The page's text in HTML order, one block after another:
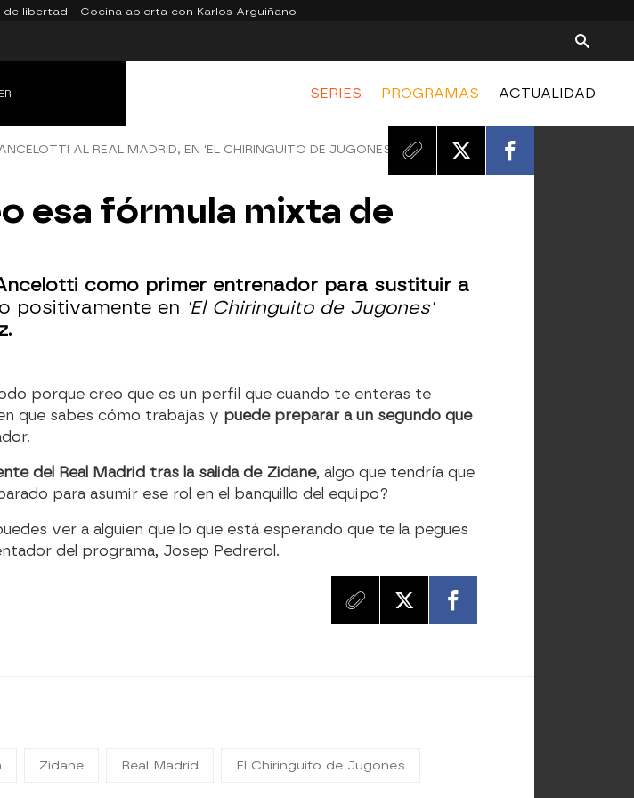
de libertad Cocina abierta con Karlos Arguiñano
SERIES PROGRAMAS ACTUALIDAD
AL REAL MADRID, EN 'EL CHIRINGUITO DE JUGONES'
esa fórmula mixta de
como primer entrenador para sustituir a
positivamente en 'El Chiringuito de Jugones'
porque creo que es un perfil que cuando te enteras te
que sabes cómo trabajas y puede preparar a un segundo que
del Real Madrid tras la salida de Zidane, algo que tendría que
para asumir ese rol en el banquillo del equipo?
ver a alguien que lo que está esperando que te la pegues
del programa, Josep Pedrerol.
Zidane Real Madrid El Chiringuito de Jugones